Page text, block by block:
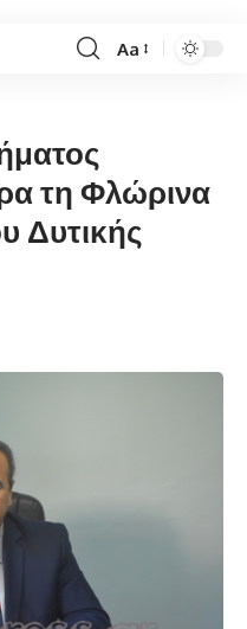
Font
Aa
τη Φλώρινα
Δυτικής